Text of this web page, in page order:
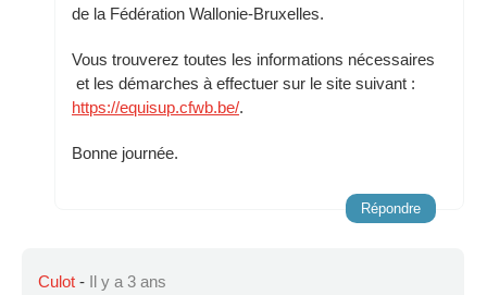
de la Fédération Wallonie-Bruxelles.
Vous trouverez toutes les informations nécessaires
et les démarches à effectuer sur le site suivant :
https://equisup.cfwb.be/.
Bonne journée.
Répondre
Culot - Il y a 3 ans